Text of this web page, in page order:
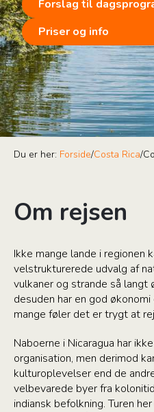
Forslag til
Priser og info
Du er her: Forside/Costa Rica/
Om rejsen
Ikke mange lande i regionen
velstrukturerede udvalg af
vulkaner og strande så
desuden har en god
mange føler det er trygt at
Naboerne i Nicaragua har
organisation, men derimod
kulturoplevelser end de
velbevarede byer fra
indiansk befolkning. Turen